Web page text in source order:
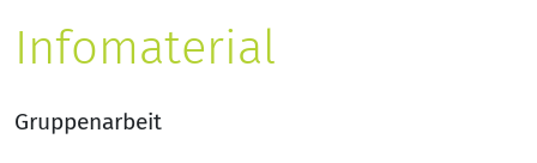
Infomaterial
Gruppenarbeit